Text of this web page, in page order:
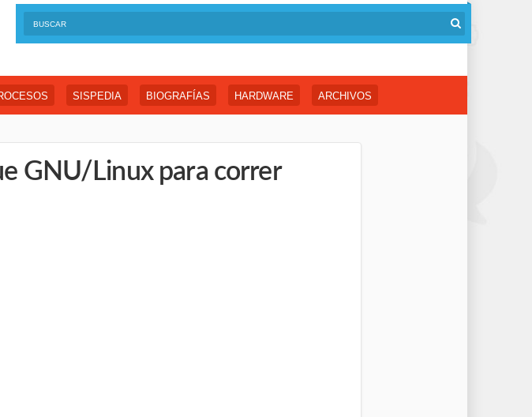
SISPEDIA BIOGRAFÍAS HARDWARE ARCHIVOS
GNU/Linux para correr